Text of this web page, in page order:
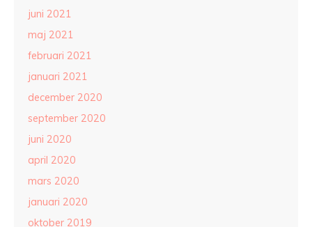
juni 2021
maj 2021
februari 2021
januari 2021
december 2020
september 2020
juni 2020
april 2020
mars 2020
januari 2020
oktober 2019